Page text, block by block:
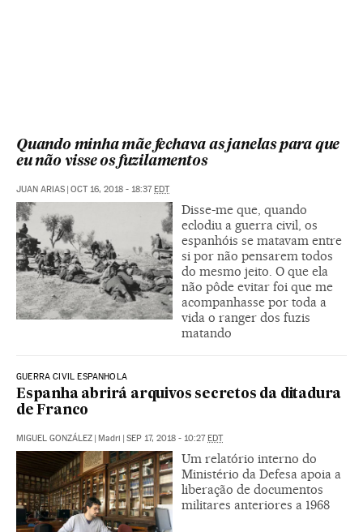
Quando minha mãe fechava as janelas para que
eu não visse os fuzilamentos
JUAN ARIAS | OCT 16, 2018 - 18:37EDT
Disse-me que, quando
eclodiu a guerra civil, os
espanhóis se matavam entre
si por não pensarem todos
do mesmo jeito. O que ela
não pôde evitar foi que me
acompanhasse por toda a
vida o ranger dos fuzis
matando
GUERRA CIVIL ESPANHOLA
Espanha abrirá arquivos secretos da ditadura
de Franco
MIGUEL GONZÁLEZ | Madri | SEP 17, 2018 - 10:27EDT
Um relatório interno do
Ministério da Defesa apoia a
liberação de documentos
militares anteriores a 1968